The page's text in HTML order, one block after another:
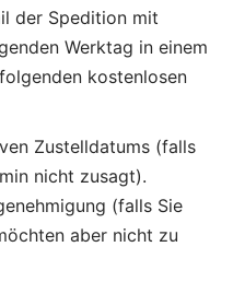
der Spedition mit
Werktag in einem
kostenlosen
Zustelldatums (falls
nicht zusagt).
(falls Sie
aber nicht zu